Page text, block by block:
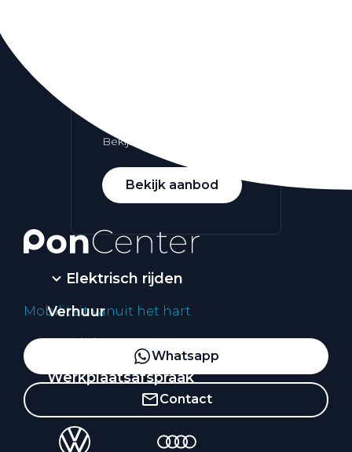
Bekijk ons aanbod
Bekijk aanbod
Elektrisch rijden
Verhuur
Vestigingen
Werkplaatsafspraak
Mobiliteit vanuit het hart
Whatsapp
Contact